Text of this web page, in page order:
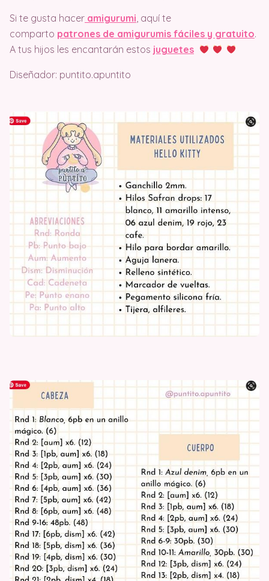
Si te gusta hacer amigurumi , aquí te
comparto patrones de amigurumis fáciles y gratuito.
A tus hijos les encantarán estos juguetes
Diseñador: puntito.apuntito